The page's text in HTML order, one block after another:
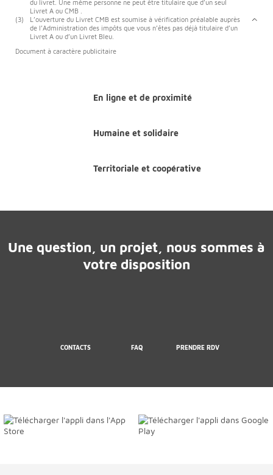
du livret. Une même personne ne peut être titulaire que d’un seul
Livret A ou CMB .
(3)
L’ouverture du Livret CMB est soumise à vérification préalable auprès
de l’Administration des impôts que vous n’êtes pas déjà titulaire d’un
Livret A ou d’un Livret Bleu.
Document à caractère publicitaire
En ligne et de proximité
Humaine et solidaire
Territoriale et coopérative
Une question, un projet, nous sommes à
votre disposition
CONTACTS FAQ PRENDRE RDV